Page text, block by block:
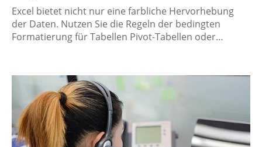
Excel bietet nicht nur eine farbliche Hervorhebung
der Daten. Nutzen Sie die Regeln der bedingten
Formatierung für Tabellen Pivot-Tabellen oder…